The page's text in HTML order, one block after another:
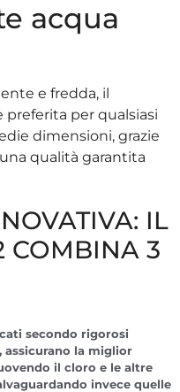
acqua
e fredda, il
preferita per qualsiasi
dimensioni, grazie
qualità garantita
IL
COMBINA 3
secondo rigorosi
assicurano la miglior
il cloro e le altre
invece quelle